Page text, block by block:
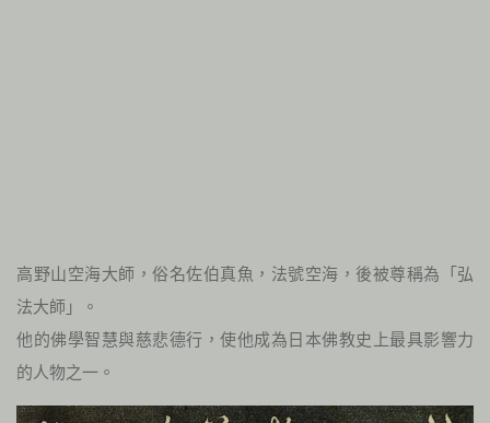
高野山空海大師，俗名佐伯真魚，法號空海，後被尊稱為「弘
法大師」。
他的佛學智慧與慈悲德行，使他成為日本佛教史上最具影響力
的人物之一。